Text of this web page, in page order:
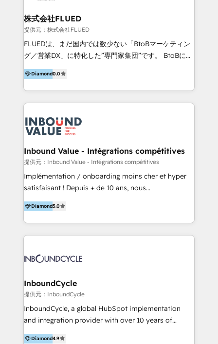
と。それが、ハブワンのスタンスです。 また、
HubSpotはもちろん、ferret One、WordPress、
Movable Type（Power CMS）などの各種CMSを活用
し、延べ100社以上のBtoB企業のサイト制作経験をもと
ーコードテーマテンプレートを独自開発。 企業のさま
ざまな課題やニーズに対して「戦略、設計・デザイン、
『最適なハブ』になります。 ーーーーーーーーーーー
ーーーーーーーーーーーーーーーーーーー 【プロジェ
90分程度） -現状課題の抽出、現実的な目標の確認 -要
件整理、必要十分なHubSpot製品の組合せのご提案 -お
見積り提示・ご承認、スケジュール決定、プロジェクト
キックオフ -マーケティング戦略策定（KGI）、ウェブ
戦略・戦術の設計（KPI） -全体導線遷移設計、ビジュ
プレート構築（CMS Hub） -顧客ライフサイクルステ
義・構築（Marketing Hub） -営業パイプラインの定
（Salesforce,SanSan,freeeなどとのデータ連携） -テ
スト公開・ブラウザチェック -本番公開、操作レクチャ
ー・マニュアル作成 -運用支援開始 ーーーーーーーーー
ーーーーーーーーーーーーーーーーーーーーー まずは
ハブワンにお気軽にご相談ください。
株式会社FLUED
提供元：株式会社FLUED
FLUEDは、まだ国内では数少ない「BtoBマーケティン
グ／営業DX」に特化した”専門家集団”です。 BtoBに特
化し、WEB制作や広告運用などのオンライン施策か
ら、インサイドセールスや展示会などのオフライン施策
まで支援しています。 「経験豊富な”専門家集団”によ
るプロジェクト参加型の支援」で、戦略・企画などのコ
BPO・実務まで幅広いご支援が可能です。 また、2022
年に国内初のBtoB営業DXに関する書籍『業務効率化か
らはじめるBtoB営業DX BtoB営業もここまでデジタル
化できる! 」を出版いたしました。 HubSpotの導入／
活用支援以外にも、下記のようなサービスを提供してい
ます。 - ABMターゲット定義 / リスト作成 - カスタマ
着 - WEB / LP / BtoB-EC制作 - WEB広告(Google/FB
他)運用 - 記事コンテンツ / 動画制作 - インサイドセー
織構築
Diamond0.0
Inbound Value - Intégrations compétitives
提供元：Inbound Value - Intégrations compétitives
Implémentation / onboarding moins cher et hyper
satisfaisant ! Depuis + de 10 ans, nous
accompagnons des entreprises dans
l’automatisation de leur croissance digitale via
HubSpot avec une approche compétitive. Nous
aidons nos clients à générer plus de RDV en
sommes une agence d’Inbound marketing et sales à
Diamond5.0
InboundCycle
提供元：InboundCycle
InboundCycle, a global HubSpot implementation
and integration provider with over 10 years of
experience, serves businesses in diverse industries.
Diamond4.9